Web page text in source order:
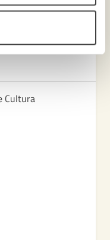
Cultura